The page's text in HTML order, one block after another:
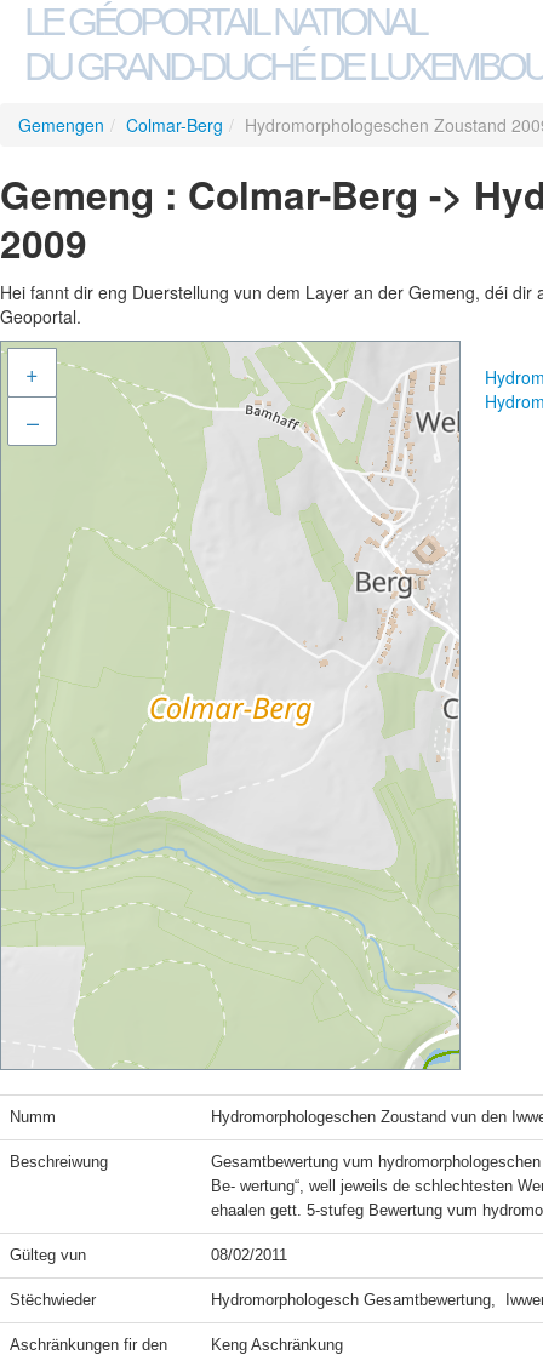
LE GÉOPORTAIL NATIONAL
DU GRAND-DUCHÉ DE
Gemengen / Colmar-Berg / Hydromorphologeschen Zoustand
Gemeng : Colmar-Berg ->
2009
Hei fannt dir eng Duerstellung vun dem Layer an der Gemeng, déi
Geoportal.
+
–
Numm Hydromorphologeschen Zoustand vun den
Beschreiwung
Gesamtbewertung vum
Be- wertung“, well jeweils de schlechtesten
ehaalen gett. 5-stufeg Bewertung vum
Gülteg vun 08/02/2011
Stëchwieder Hydromorphologesch Gesamtbewertung,
Aschränkungen fir den
Keng Aschränkung